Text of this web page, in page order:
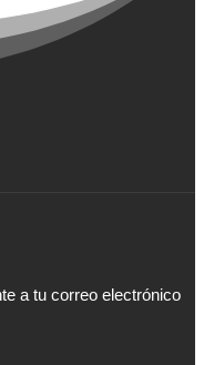
a tu correo electrónico